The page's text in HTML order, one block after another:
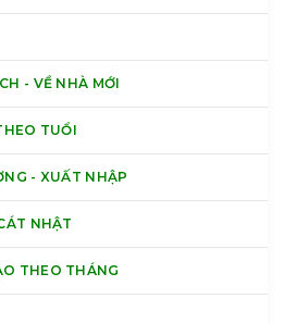
- VỀ NHÀ MỚI
TUỔI
- XUẤT NHẬP
NHẬT
THEO THÁNG